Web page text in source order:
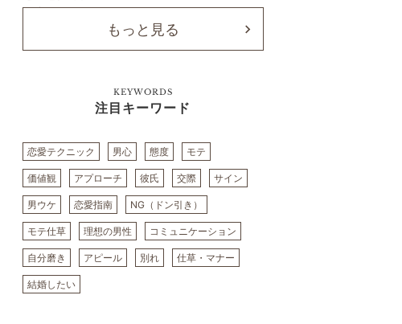
もっと見る
KEYWORDS
注目キーワード
恋愛テクニック 男心 態度 モテ
価値観 アプローチ 彼氏 交際 サイン
男ウケ 恋愛指南 NG（ドン引き）
モテ仕草 理想の男性 コミュニケーション
自分磨き アピール 別れ 仕草・マナー
結婚したい